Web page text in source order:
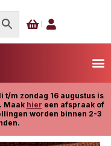
t/m zondag 16 augustus is
Maak hier een afspraak of
worden binnen 2-3